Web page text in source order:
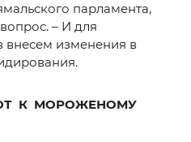
парламента,
– И для
внесем изменения в
К МОРОЖЕНОМУ